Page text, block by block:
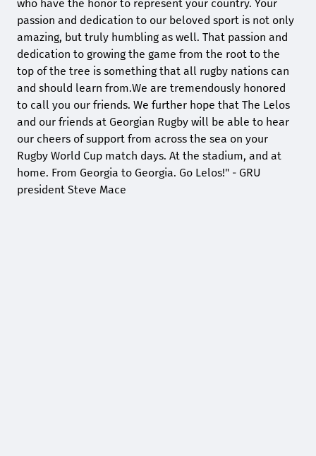
who have the honor to represent your country. Your
passion and dedication to our beloved sport is not only
amazing, but truly humbling as well. That passion and
dedication to growing the game from the root to the
top of the tree is something that all rugby nations can
and should learn from.We are tremendously honored
to call you our friends. We further hope that The Lelos
and our friends at Georgian Rugby will be able to hear
our cheers of support from across the sea on your
Rugby World Cup match days. At the stadium, and at
home. From Georgia to Georgia. Go Lelos!" - GRU
president Steve Mace